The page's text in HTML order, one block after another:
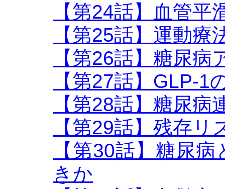
【第24話】血管
【第25話】運動療
【第26話】糖尿病
【第27話】GLP-1
【第28話】糖尿
【第29話】残存
【第30話】糖尿
きか